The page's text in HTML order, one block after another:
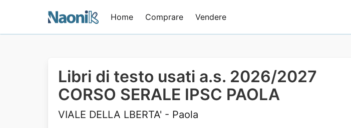
Home Comprare Vendere
Libri di testo usati a.s. 2026/2027
CORSO SERALE IPSC PAOLA
VIALE DELLA LBERTA' - Paola